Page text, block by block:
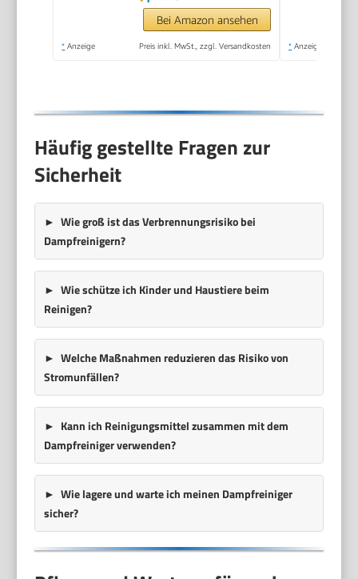
Bei Amazon ansehen
* Anzeige Preis inkl. MwSt., zzgl. Versandkosten * Anzeige
Häufig gestellte Fragen zur
Sicherheit
Wie groß ist das Verbrennungsrisiko bei
Dampfreinigern?
Wie schütze ich Kinder und Haustiere beim
Reinigen?
Welche Maßnahmen reduzieren das Risiko von
Stromunfällen?
Kann ich Reinigungsmittel zusammen mit dem
Dampfreiniger verwenden?
Wie lagere und warte ich meinen Dampfreiniger
sicher?